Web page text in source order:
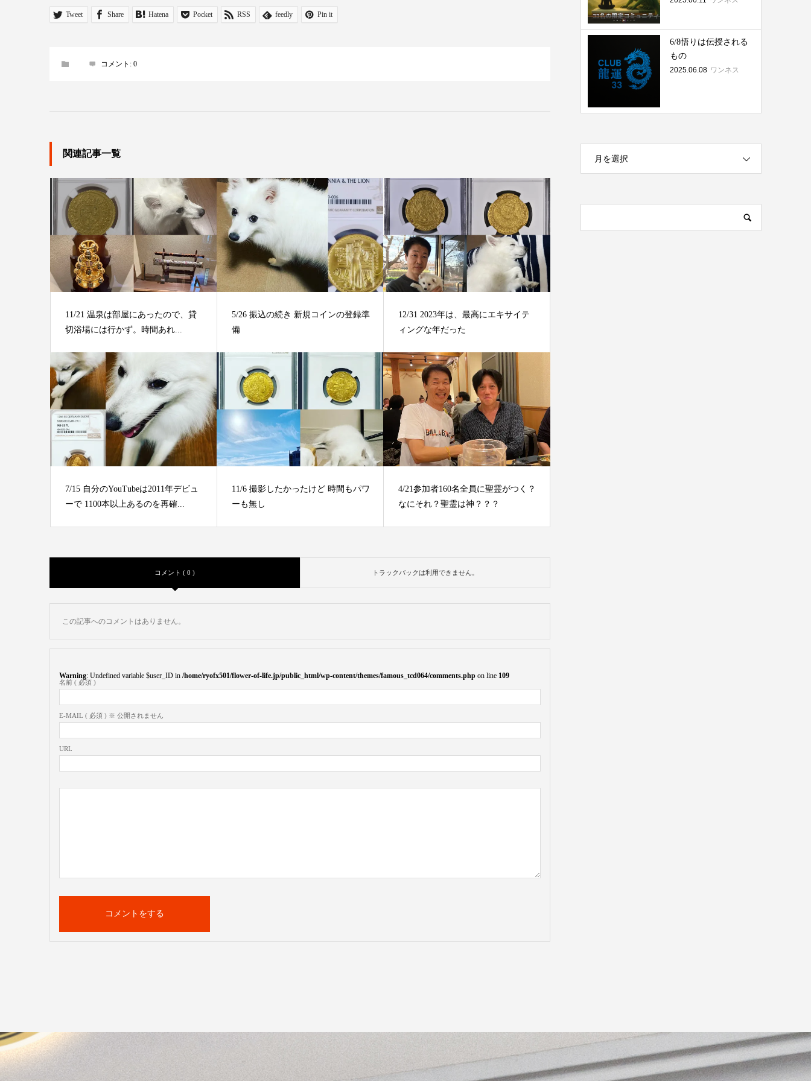
Tweet Share Hatena Pocket RSS feedly Pin it
コメント: 0
関連記事一覧
11/21 温泉は部屋にあったので、貸
切浴場には行かず。時間あれ...
5/26 振込の続き 新規コインの登録準
備
12/31 2023年は、最高にエキサイテ
ィングな年だった
7/15 自分のYouTubeは2011年デビュ
ーで 1100本以上あるのを再確...
11/6 撮影したかったけど 時間もパワ
ーも無し ⁡
4/21参加者160名全員に聖霊がつく？
なにそれ？聖霊は神？？？
コメント ( 0 ) トラックバックは利用できません。
この記事へのコメントはありません。
Warning : Undefined variable $user_ID in /home/ryofx501/flower-of-life.jp/public_html/wp-content/themes/famous_tcd064/comments.php on line 109
名前 ( 必須 )
E-MAIL ( 必須 ) ※ 公開されません
URL
6/8悟りは伝授される
もの
2025.06.08 ワンネス
月を選択